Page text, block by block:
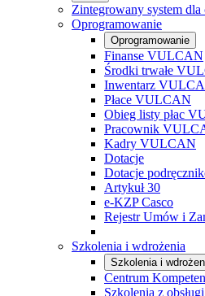
Zintegrowany system
Oprogramowanie
Oprogramowanie
Finanse VULCAN
Środki trwałe
Inwentarz
Płace VULCAN
Obieg listy płac
Pracownik
Kadry VULCAN
Dotacje
Dotacje
Artykuł 30
e-KZP Casco
Rejestr Umów i
Szkolenia i wdrożenia
Szkolenia i
Centrum
Szkolenia z